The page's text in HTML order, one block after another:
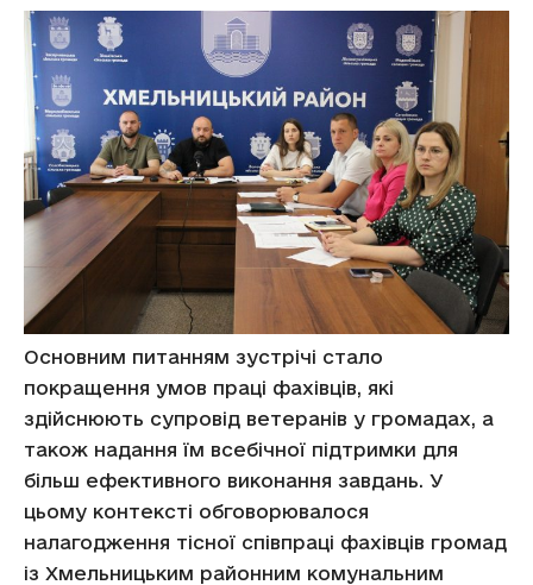
Основним питанням зустрічі стало
покращення умов праці фахівців, які
здійснюють супровід ветеранів у громадах, а
також надання їм всебічної підтримки для
більш ефективного виконання завдань. У
цьому контексті обговорювалося
налагодження тісної співпраці фахівців громад
із Хмельницьким районним комунальним